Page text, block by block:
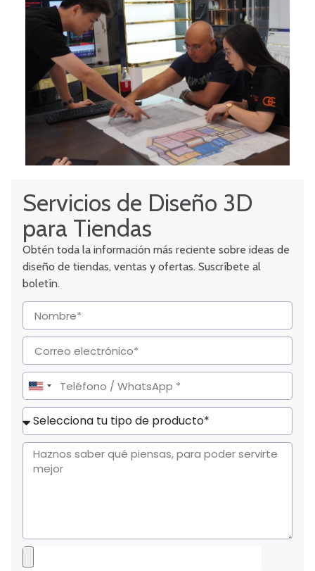
Servicios de Diseño 3D
para Tiendas
Obtén toda la información más reciente sobre ideas de
diseño de tiendas, ventas y ofertas. Suscríbete al
boletín.
United
States
+1